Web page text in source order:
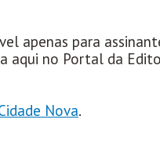
apenas para
aqui no Portal da
Nova.